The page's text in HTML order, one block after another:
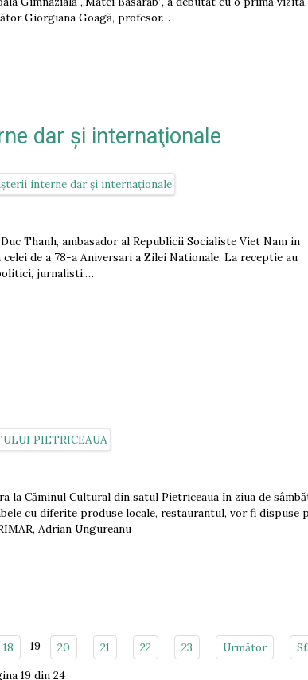
Giorgiana Goagă, profesor…
dar și internaţionale
Thanh, ambasador al Republicii Socialiste Viet Nam in
de a 78-a Aniversari a Zilei Nationale. La receptie au
jurnalisti.…
la Căminul Cultural din satul Pietriceaua în ziua de
cu diferite produse locale, restaurantul, vor fi dispuse
Adrian Ungureanu
18 19 20 21 22 23 Următor
19 din 24